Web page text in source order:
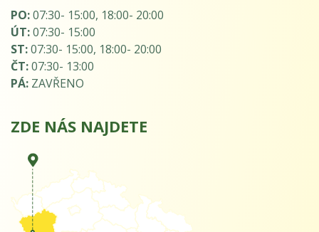
PO:07:30- 15:00, 18:00- 20:00
ÚT:07:30- 15:00
ST:07:30- 15:00, 18:00- 20:00
ČT:07:30- 13:00
PÁ: ZAVŘENO
ZDE NÁS NAJDETE